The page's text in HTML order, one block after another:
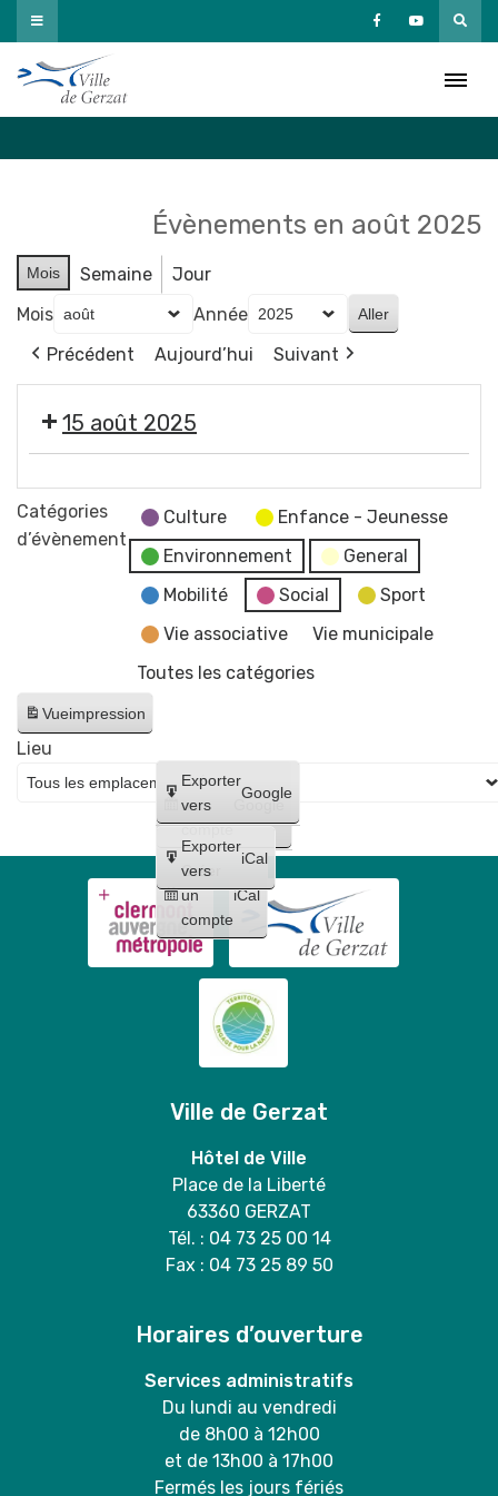
Passer
au
contenu
Évènements en août 2025
Mois Semaine
Jour
Mois
Année
Précédent
Aujourd’hui Suivant
15 août 2025
-
Fermeture
Catégories
d’évènement
Culture
Enfance - Jeunesse
Environnement
General
Mobilité
Social
Sport
Vie associative
Vie municipale
Toutes les catégories
Vueimpression
Créer
un
compte
Google
Créer
un
compte
iCal
Exporter
vers
Google
Exporter
vers
iCal
Lieu
Ville de Gerzat
Hôtel de Ville
Place de la Liberté
63360 GERZAT
Tél. : 04 73 25 00 14
Fax : 04 73 25 89 50
Horaires d’ouverture
Services administratifs
Du lundi au vendredi
de 8h00 à 12h00
et de 13h00 à 17h00
Fermés les jours fériés